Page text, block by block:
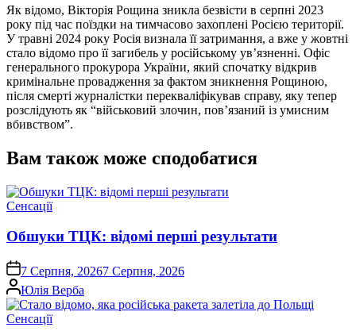
Як відомо, Вікторія Рощина зникла безвісти в серпні 2023
року під час поїздки на тимчасово захоплені Росією території.
У травні 2024 року Росія визнала її затримання, а вже у жовтні
стало відомо про її загибель у російському ув’язненні. Офіс
генерального прокурора України, який спочатку відкрив
кримінальне провадження за фактом зникнення Рощиною,
після смерті журналістки перекваліфікував справу, яку тепер
розслідують як “військовий злочин, пов’язаний із умисним
вбивством”.
Вам також може сподобатися
Опублікувати
Сенсації
Обшуки ТЦК: відомі перші результати
on 7 Серпня, 20267 Серпня, 2026
Опубліковано
Юлія Верба
Опублікувати
Сенсації